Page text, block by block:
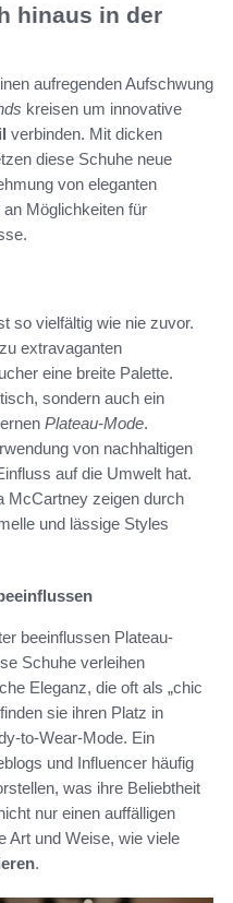
hinaus in der
aufregenden Aufschwung
kreisen um innovative
verbinden. Mit dicken
diese Schuhe neue
von eleganten
Möglichkeiten für
so vielfältig wie nie zuvor.
extravaganten
eine breite Palette.
sondern auch ein
Plateau-Mode.
von nachhaltigen
auf die Umwelt hat.
McCartney zeigen durch
und lässige Styles
beeinflussen Plateau-
Schuhe verleihen
Eleganz, die oft als „chic
sie ihren Platz in
to-Wear-Mode. Ein
und Influencer häufig
was ihre Beliebtheit
nur einen auffälligen
Art und Weise, wie viele
.